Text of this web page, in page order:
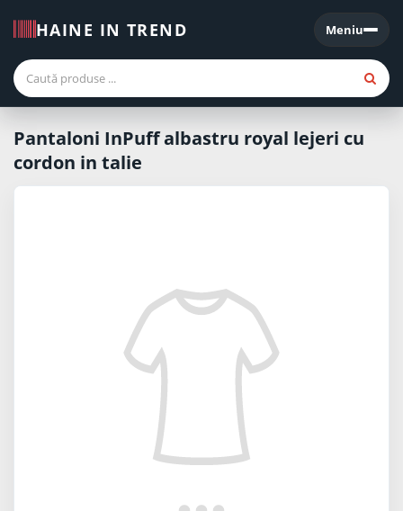
HAINE IN TREND Meniu
Meniu
Pantaloni InPuff albastru royal lejeri cu
cordon in talie